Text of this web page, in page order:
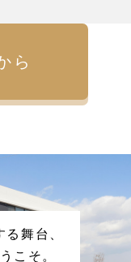
ら
舞台、
こそ。